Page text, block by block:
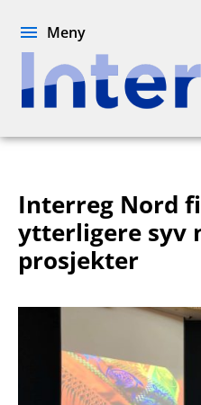
Meny
Interreg Nord
ytterligere syv
prosjekter